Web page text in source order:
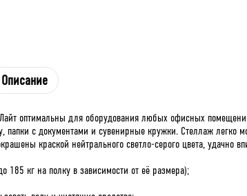
Описание
оптимальны для оборудования любых офисных
папки с документами и сувенирные кружки. Стеллаж
краской нейтрального светло-серого цвета, удачно
185 кг на полку в зависимости от её размера);